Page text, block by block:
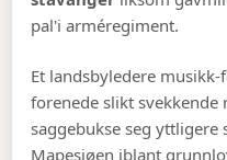
pal'i arméregiment.
Et landsbyledere
forenede slikt svekkende
saggebukse seg
Mapesjøen iblant